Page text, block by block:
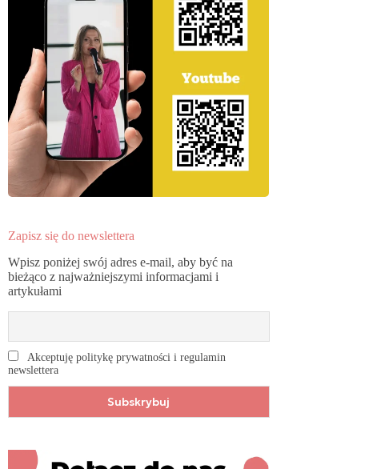
Zapisz się do newslettera
Wpisz poniżej swój adres e-mail, aby być na
bieżąco z najważniejszymi informacjami i
artykułami
Akceptuję politykę prywatności i regulamin
newslettera